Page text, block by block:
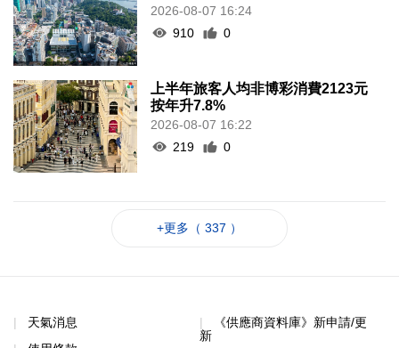
2026-08-07 16:24
910
0
上半年旅客人均非博彩消費2123元
按年升7.8%
2026-08-07 16:22
219
0
+更多（ 337 ）
天氣消息
《供應商資料庫》新申請/更
新